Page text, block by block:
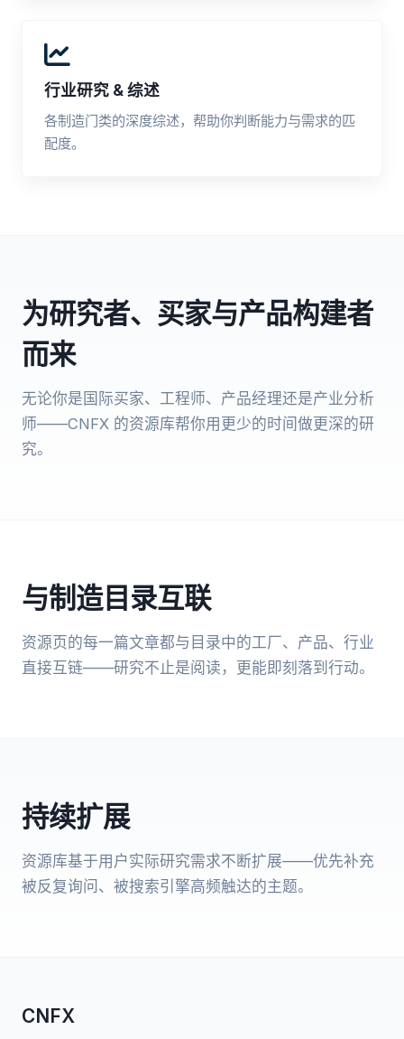
行业研究 & 综述
各制造门类的深度综述，帮助你判断能力与需求的匹
配度。
为研究者、买家与产品构建者
而来
无论你是国际买家、工程师、产品经理还是产业分析
师——CNFX 的资源库帮你用更少的时间做更深的研
究。
与制造目录互联
资源页的每一篇文章都与目录中的工厂、产品、行业
直接互链——研究不止是阅读，更能即刻落到行动。
持续扩展
资源库基于用户实际研究需求不断扩展——优先补充
被反复询问、被搜索引擎高频触达的主题。
CNFX